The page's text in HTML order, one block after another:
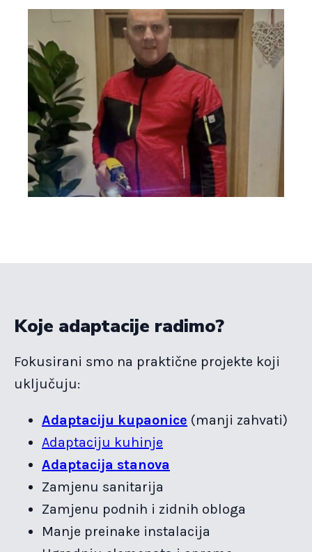
Koje adaptacije radimo?
Fokusirani smo na praktične projekte koji
uključuju:
Adaptaciju kupaonice (manji zahvati)
Adaptaciju kuhinje
Adaptacija stanova
Zamjenu sanitarija
Zamjenu podnih i zidnih obloga
Manje preinake instalacija